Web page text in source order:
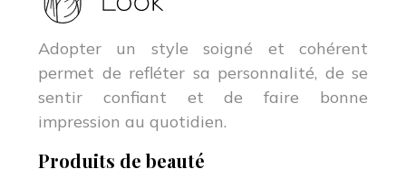
Adopter un style soigné et cohérent
permet de refléter sa personnalité, de se
sentir confiant et de faire bonne
impression au quotidien.
Produits de beauté